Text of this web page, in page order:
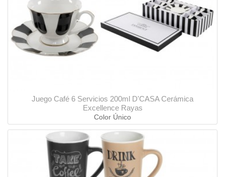
Juego Café 6 Servicios 200ml D'CASA Cerámica
Excellence Rayas
Color Único